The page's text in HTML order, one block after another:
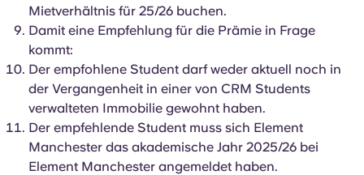
French
Portuguese
Mietverhältnis für 25/26 buchen.
Damit eine Empfehlung für die Prämie in Frage
kommt:
Der empfohlene Student darf weder aktuell noch in
der Vergangenheit in einer von CRM Students
verwalteten Immobilie gewohnt haben.
Der empfehlende Student muss sich Element
Manchester das akademische Jahr 2025/26 bei
Element Manchester angemeldet haben.